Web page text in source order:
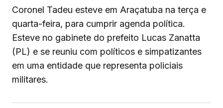
Coronel Tadeu esteve em Araçatuba na terça e
quarta-feira, para cumprir agenda política.
Esteve no gabinete do prefeito Lucas Zanatta
(PL) e se reuniu com políticos e simpatizantes
em uma entidade que representa policiais
militares.